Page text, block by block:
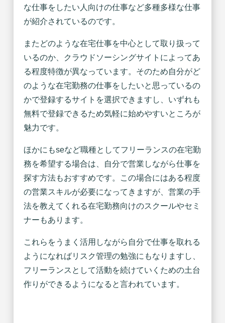
な仕事をしたい人向けの仕事など多種多様な仕事
が紹介されているのです。
またどのような在宅仕事を中心として取り扱って
いるのか、クラウドソーシングサイトによってあ
る程度特徴が異なっています。そのため自分がど
のような在宅勤務の仕事をしたいと思っているの
かで登録するサイトを選択できますし、いずれも
無料で登録できるため気軽に始めやすいところが
魅力です。
ほかにもseなど職種としてフリーランスの在宅勤
務を希望する場合は、自分で営業しながら仕事を
探す方法もおすすめです。この場合にはある程度
の営業スキルが必要になってきますが、営業の手
法を教えてくれる在宅勤務向けのスクールやセミ
ナーもあります。
これらをうまく活用しながら自分で仕事を取れる
ようになればリスク管理の勉強にもなりますし、
フリーランスとして活動を続けていくための土台
作りができるようになると言われています。